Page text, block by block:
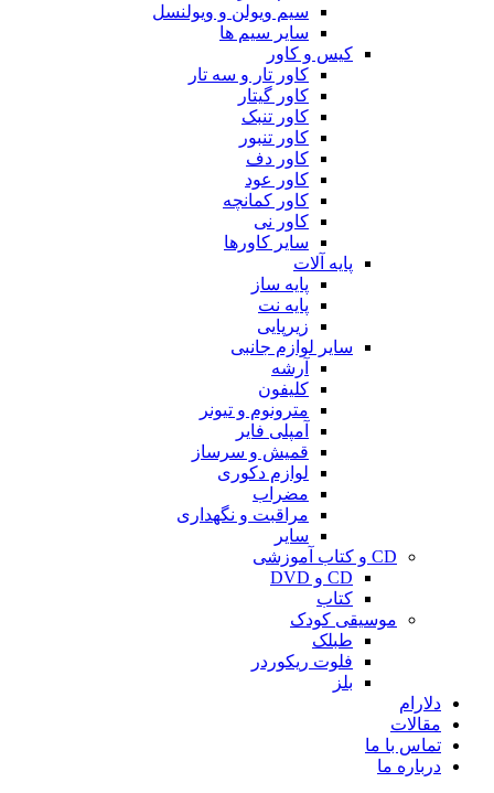
سیم ویولن و ویولنسل
سایر سیم ها
کیس و کاور
کاور تار و سه تار
کاور گیتار
کاور تنبک
کاور تنبور
کاور دف
کاور عود
کاور کمانچه
کاور نی
سایر کاورها
پایه آلات
پایه ساز
پایه نت
زیرپایی
سایر لوازم جانبی
آرشه
کلیفون
مترونوم و تیونر
آمپلی فایر
قمیش و سرساز
لوازم دکوری
مضراب
مراقبت و نگهداری
سایر
CD و کتاب آموزشی
CD و DVD
کتاب
موسیقی کودک
طبلک
فلوت ریکوردر
بلز
دلارام
مقالات
تماس با ما
درباره ما